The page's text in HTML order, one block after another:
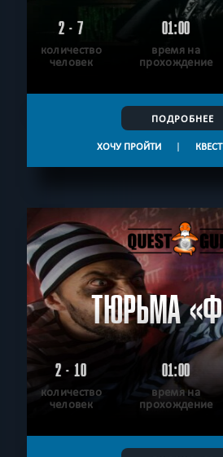
2 - 7
количество
человек
01:00
время на
прохождение
ПОДРОБНЕЕ
ХОЧУ ПРОЙТИ |
ТЮРЬМА
2 - 10
количество
человек
01:00
время на
прохождение